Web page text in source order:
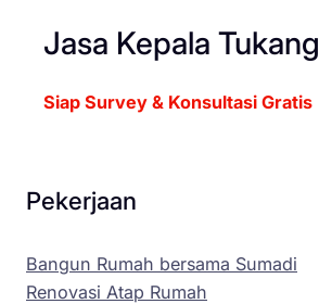
Jasa Kepala Tukang
Siap Survey & Konsultasi Gratis
Pekerjaan
Bangun Rumah bersama Sumadi
Renovasi Atap Rumah